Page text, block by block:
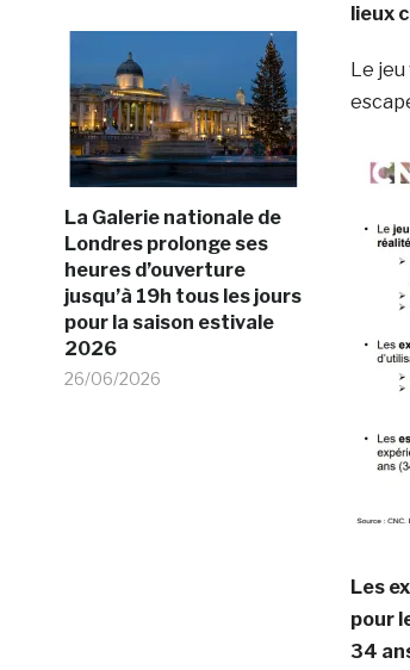
La Galerie nationale de
Londres prolonge ses
heures d’ouverture
jusqu’à 19h tous les jours
pour la saison estivale
2026
26/06/2026
lieux
Le
Les
pour
34